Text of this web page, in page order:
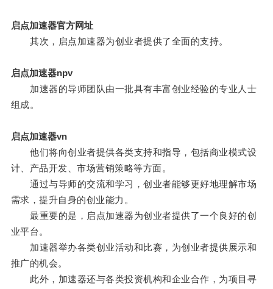
启点加速器官方网址
其次，启点加速器为创业者提供了全面的支持。
启点加速器npv
加速器的导师团队由一批具有丰富创业经验的专业人士
组成。
启点加速器vn
他们将向创业者提供各类支持和指导，包括商业模式设
计、产品开发、市场营销策略等方面。
通过与导师的交流和学习，创业者能够更好地理解市场
需求，提升自身的创业能力。
最重要的是，启点加速器为创业者提供了一个良好的创
业平台。
加速器举办各类创业活动和比赛，为创业者提供展示和
推广的机会。
此外，加速器还与各类投资机构和企业合作，为项目寻